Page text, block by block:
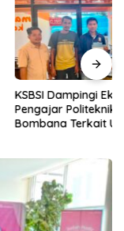
Eks Tenaga
Politeknik
Terkait Upah